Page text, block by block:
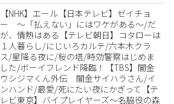
【NHK】エール【日本テレビ】ゼイチョ
ー 〜「払えない」にはワケがある〜/だ
が、情熱はある【テレビ朝日】コタローは
１人暮らし/にじいろカルテ/六本木クラ
ス/星降る夜に/桜の塔/時効警察はじめま
した/ボーイフレンド降臨！【TBS】闇金
ウシジマくん外伝 闇金サイハラさん/イ
ンハンド/最愛/死にたい夜にかぎって【テ
レビ東京】バイプレイヤーズ〜名脇役の森